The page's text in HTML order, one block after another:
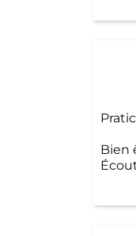
Bien